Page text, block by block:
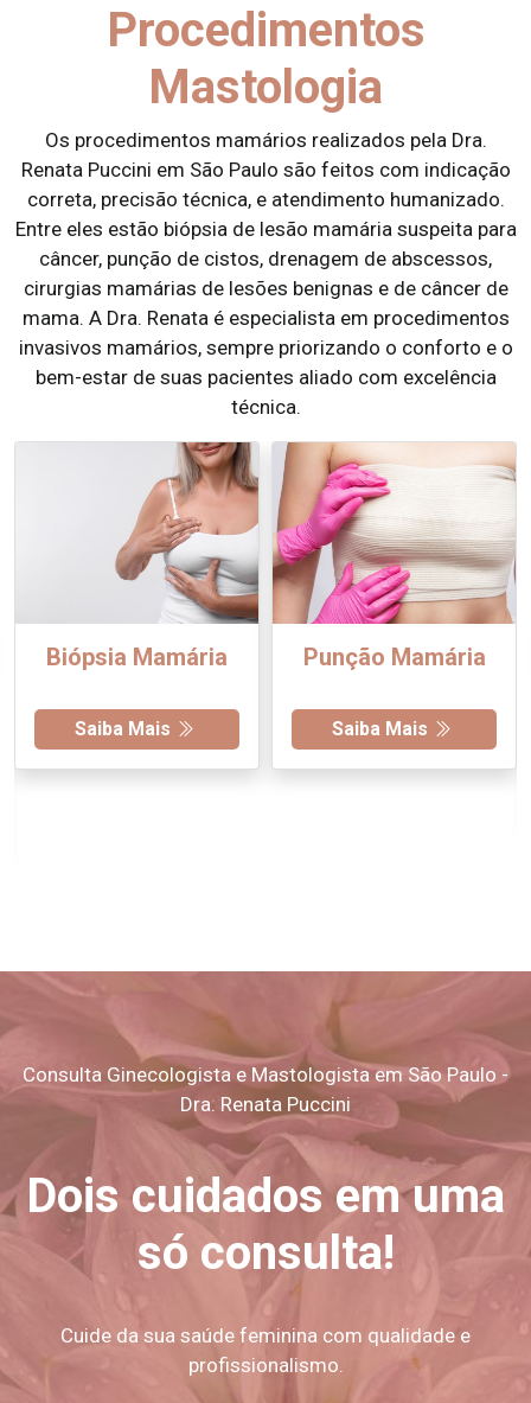
Procedimentos
Mastologia
Os procedimentos mamários realizados pela Dra.
Renata Puccini em São Paulo são feitos com indicação
correta, precisão técnica, e atendimento humanizado.
Entre eles estão biópsia de lesão mamária suspeita para
câncer, punção de cistos, drenagem de abscessos,
cirurgias mamárias de lesões benignas e de câncer de
mama. A Dra. Renata é especialista em procedimentos
invasivos mamários, sempre priorizando o conforto e o
bem-estar de suas pacientes aliado com excelência
técnica.
Biópsia Mamária
Saiba Mais
Punção Mamária
Saiba Mais
Consulta Ginecologista e Mastologista em São Paulo -
Dra. Renata Puccini
Dois cuidados em uma
só consulta!
Cuide da sua saúde feminina com qualidade e
profissionalismo.